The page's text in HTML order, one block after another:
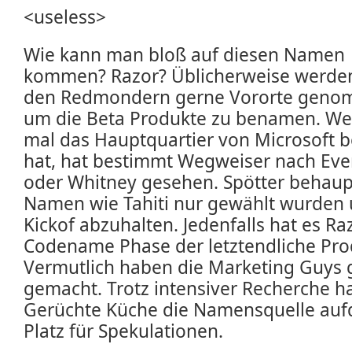
<useless>
Wie kann man bloß auf diesen Namen
kommen? Razor? Üblicherweise
den Redmondern gerne Vororte
um die Beta Produkte zu benamen.
mal das Hauptquartier von Microsoft
hat, hat bestimmt Wegweiser nach
oder Whitney gesehen. Spötter
Namen wie Tahiti nur gewählt
Kickof abzuhalten. Jedenfalls hat es
Codename Phase der letztendliche
Vermutlich haben die Marketing Guys
gemacht. Trotz intensiver Recherche
Gerüchte Küche die Namensquelle
Platz für Spekulationen.